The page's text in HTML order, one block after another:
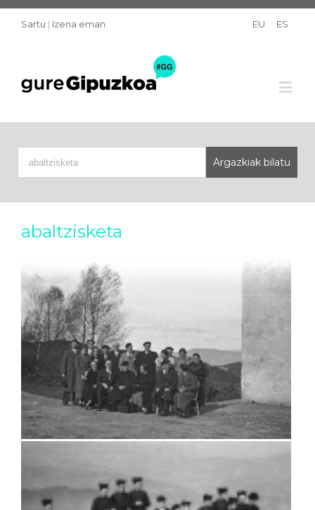
Sartu | Izena eman EU ES
abaltzisketa